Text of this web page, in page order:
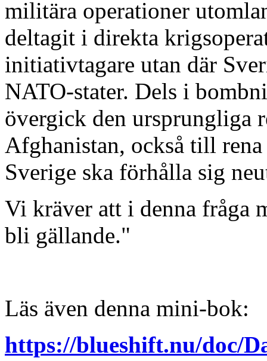
militära operationer
deltagit i direkta
initiativtagare utan där
NATO-stater. Dels i
övergick den ursprungliga
Afghanistan, också till
Sverige ska förhålla sig
Vi kräver att i denna fråga
bli gällande."
Läs även denna mini-bok:
https://blueshift.nu/doc/